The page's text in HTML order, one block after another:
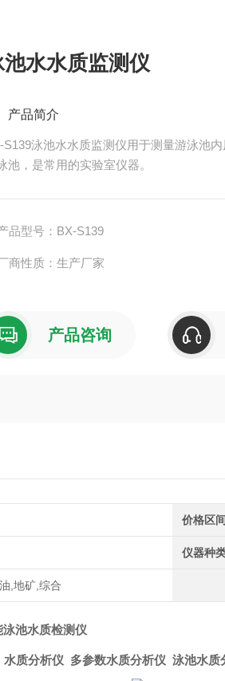
池水水质监测仪
产品简介
S139泳池水水质监测仪用于测量游泳池
池，是常用的实验室仪器。
品型号：BX-S139
商性质：生产厂家
产品咨询
价格区
仪器种
,地矿,综合
泳池水质检测仪
水质分析仪 多参数水质分析仪 泳池水质